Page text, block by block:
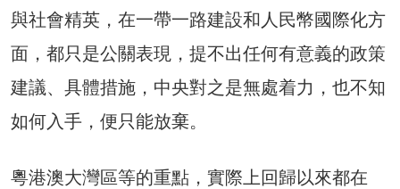
與社會精英，在一帶一路建設和人民幣國際化方
面，都只是公關表現，提不出任何有意義的政策
建議、具體措施，中央對之是無處着力，也不知
如何入手，便只能放棄。
粵港澳大灣區等的重點，實際上回歸以來都在